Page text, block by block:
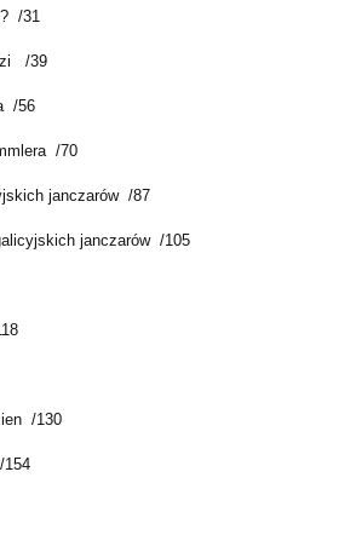
/31
/39
/56
/70
janczarów /87
janczarów /105
/130